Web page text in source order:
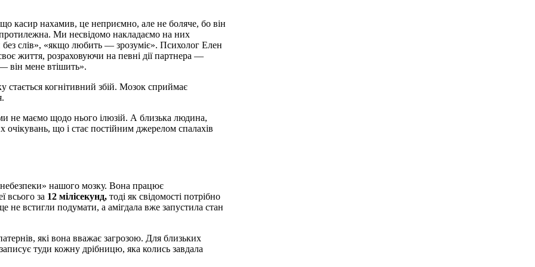
касир нахамив, це неприємно, але не боляче, бо він
Ми несвідомо накладаємо на них
без слів», «якщо любить — зрозуміє». Психолог Елен
життя, розраховуючи на певні дії партнера —
він мене втішить».
когнітивний збій. Мозок сприймає
не маємо щодо нього ілюзій. А близька людина,
що і стає постійним джерелом спалахів
нашого мозку. Вона працює
всього за 12 мілісекунд, тоді як свідомості потрібно
не встигли подумати, а амігдала вже запустила стан
які вона вважає загрозою. Для близьких
туди кожну дрібницю, яка колись завдала